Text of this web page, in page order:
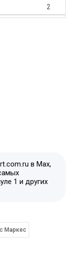
2
в Max,
1 и других
Маркес